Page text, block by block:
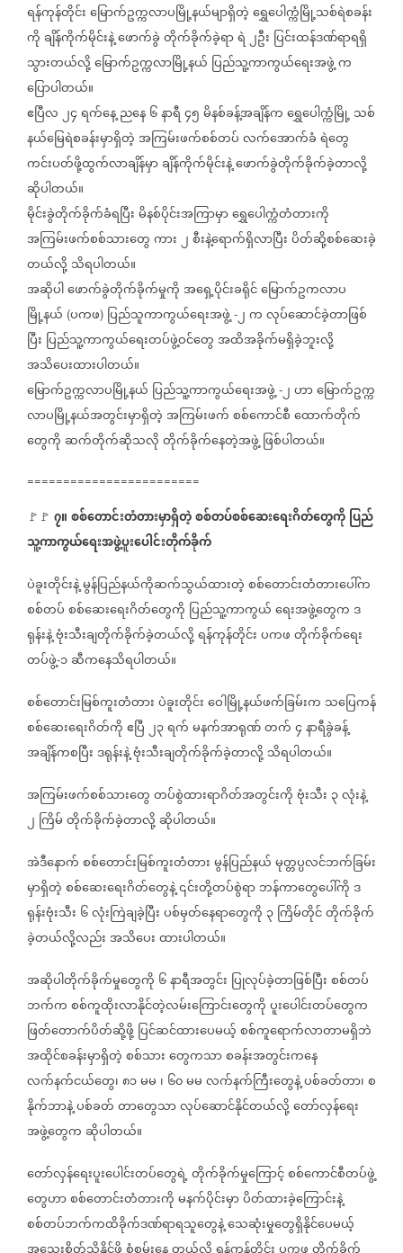
ရန်ကုန်တိုင်းမြောက်ဥက္ကလာပမြို့နယ်မျာရှိတဲ့ရွှေပေါက္ကံမြို့သစ်ရဲစခန်း
ကိုချိန်ကိုက်မိုင်းနဲ့ဖောက်ခွဲတိုက်ခိုက်ခဲ့ရာရဲ၂ဦး ပြင်းထန်ဒဏ်ရာရရှိ
သွားတယ်လို့မြောက်ဥက္ကလာမြို့နယ် ပြည်သူ့ကာကွယ်ရေးအဖွဲ့က
ပြောပါတယ်။
ဧပြီလ၂၄ရက်နေ့ညနေ၆နာရီ၄၅မိနစ်ခန့်အချိန်ကရွှေပေါက္ကံမြို့သစ်
နယ်မြေရဲစခန်းမှာရှိတဲ့အကြမ်းဖက်စစ်တပ်လက်အောက်ခံရဲတွေ
ကင်းပတ်ဖို့ထွက်လာချိန်မှာချိန်ကိုက်မိုင်းနဲ့ဖောက်ခွဲတိုက်ခိုက်ခဲ့တာလို့
ဆိုပါတယ်။
မိုင်းခွဲတိုက်ခိုက်ခံရပြီးမိနစ်ပိုင်းအကြာမှာရွှေပေါက္ကံတံတားကို
အကြမ်းဖက်စစ်သားတွေကား၂စီးနဲ့ရောက်ရှိလာပြီးပိတ်ဆို့စစ်ဆေးခဲ့
တယ်လို့သိရပါတယ်။
အဆိုပါဖောက်ခွဲတိုက်ခိုက်မှုကိုအရှေ့ပိုင်းခရိုင်မြောက်ဥကလာပ
မြို့နယ် (ပကဖ) ပြည်သူကာကွယ်ရေးအဖွဲ့ -၂ကလုပ်ဆောင်ခဲ့တာဖြစ်
ပြီး ပြည်သူ့ကာကွယ်ရေးတပ်ဖွဲ့ဝင်တွေအထိအခိုက်မရှိခဲ့ဘူးလို့
အသိပေးထားပါတယ်။
မြောက်ဥက္ကလာပမြို့နယ် ပြည်သူ့ကာကွယ်ရေးအဖွဲ့ -၂ဟာမြောက်ဥက္က
လာပမြို့နယ်အတွင်းမှာရှိတဲ့အကြမ်းဖက်စစ်ကောင်စီထောက်တိုက်
တွေကိုဆက်တိုက်ဆိုသလိုတိုက်ခိုက်နေတဲ့အဖွဲ့ဖြစ်ပါတယ်။
========================
🚩🚩 ၇။စစ်တောင်းတံတားမှာရှိတဲ့စစ်တပ်စစ်ဆေးရေးဂိတ်တွေကိုပြည်
သူ့ကာကွယ်ရေးအဖွဲ့ပူးပေါင်းတိုက်ခိုက်
ပဲခူးတိုင်းနဲ့မွန်ပြည်နယ်ကိုဆက်သွယ်ထားတဲ့စစ်တောင်းတံတားပေါ်က
စစ်တပ်စစ်ဆေးရေးဂိတ်တွေကို ပြည်သူ့ကာကွယ်ရေးအဖွဲ့တွေကဒ
ရုန်းနဲ့ဗုံးသီးချတိုက်ခိုက်ခဲ့တယ်လို့ရန်ကုန်တိုင်းပကဖတိုက်ခိုက်ရေး
တပ်ဖွဲ့-၁ဆီကနေသိရပါတယ်။
စစ်တောင်းမြစ်ကူးတံတားပဲခူးတိုင်းဝေါမြို့နယ်ဖက်ခြမ်းက သပြေကန်
စစ်ဆေးရေးဂိတ်ကိုဧပြီ၂၃ရက်မနက်အာရုဏ်တက်၄နာရီခွဲခန့်
အချိန်ကစပြီးဒရုန်းနဲ့ဗုံးသီးချတိုက်ခိုက်ခဲ့တာလို့သိရပါတယ်။
အကြမ်းဖက်စစ်သားတွေတပ်စွဲထားရာဂိတ်အတွင်းကိုဗုံးသီး ၃လုံးနဲ့
၂ ကြိမ်တိုက်ခိုက်ခဲ့တာလို့ဆိုပါတယ်။
အဲဒီနောက်စစ်တောင်းမြစ်ကူးတံတားမွန်ပြည်နယ်မုတ္တပ္ပလင်ဘက်ခြမ်း
မှာရှိတဲ့စစ်ဆေးရေးဂိတ်တွေနဲ့၎င်းတို့တပ်စွဲရာဘန်ကာတွေပေါ်ကိုဒ
ရုန်းဗုံးသီး ၆လုံးကြဲချခဲ့ပြီးပစ်မှတ်နေရာတွေကို ၃ကြိမ်တိုင်တိုက်ခိုက်
ခဲ့တယ်လို့လည်းအသိပေးထားပါတယ်။
အဆိုပါတိုက်ခိုက်မှုတွေကို ၆နာရီအတွင်း ပြုလုပ်ခဲ့တာဖြစ်ပြီးစစ်တပ်
ဘက်ကစစ်ကူထိုးလာနိုင်တဲ့လမ်းကြောင်းတွေကိုပူးပေါင်းတပ်တွေက
ဖြတ်တောက်ပိတ်ဆို့ဖို့ပြင်ဆင်ထားပေမယ့်စစ်ကူရောက်လာတာမရှိဘဲ
အထိုင်စခန်းမှာရှိတဲ့စစ်သားတွေကသာစခန်းအတွင်းကနေ
လက်နက်ငယ်တွေ၊၈၁မမ ၊ ၆၀မမလက်နက်ကြီးတွေနဲ့ပစ်ခတ်တာ၊စ
နိုက်ဘာနဲ့ပစ်ခတ်တာတွေသာလုပ်ဆောင်နိုင်တယ်လို့တော်လှန်ရေး
အဖွဲ့တွေကဆိုပါတယ်။
တော်လှန်ရေးပူးပေါင်းတပ်တွေရဲ့တိုက်ခိုက်မှုကြောင့်စစ်ကောင်စီတပ်ဖွဲ့
တွေဟာစစ်တောင်းတံတားကိုမနက်ပိုင်းမှာပိတ်ထားခဲ့ကြောင်းနဲ့
စစ်တပ်ဘက်ကထိခိုက်ဒဏ်ရာရသူတွေနဲ့သေဆုံးမှုတွေရှိနိုင်ပေမယ့်